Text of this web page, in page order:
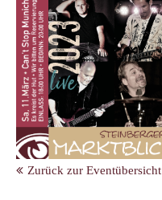
Zurück zur Eventübersicht